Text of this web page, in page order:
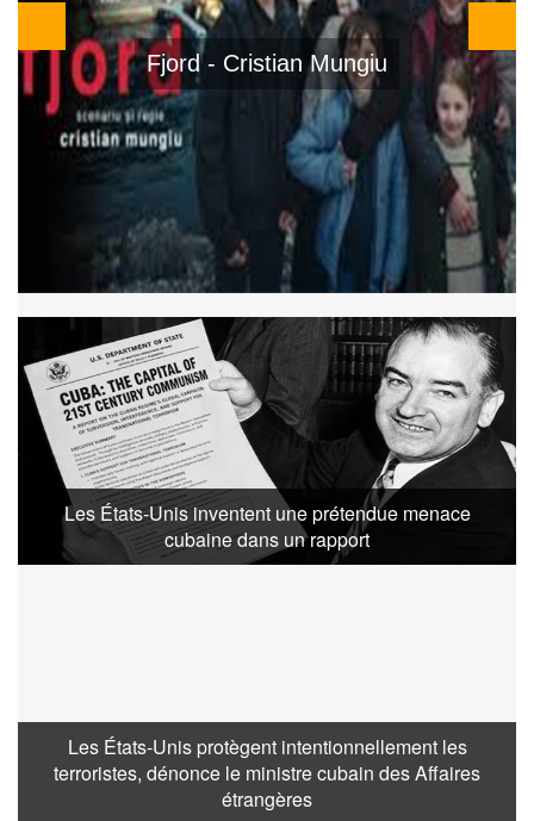
El Ser Querido - Rodrigo Sorogoyen
Les États-Unis inventent une prétendue menace
cubaine dans un rapport
Les États-Unis protègent intentionnellement les
terroristes, dénonce le ministre cubain des Affaires
étrangères